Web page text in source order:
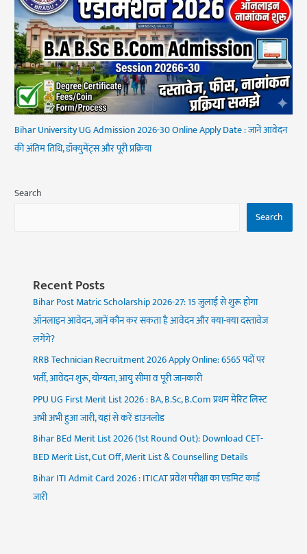
Bihar University UG Admission 2026-30 Online Apply Date : जानें आवेदन
की अंतिम तिथि, डॉक्युमेंट्स और पूरी प्रक्रिया
Search
Search
Recent Posts
Bihar Post Matric Scholarship 2026-27: 15 जुलाई से शुरू होगा
ऑनलाइन आवेदन, जानें कौन कर सकता है आवेदन और क्या-क्या दस्तावेज
लगेंगे?
RRB Technician Recruitment 2026 Apply Online: 6565 पदों पर
भर्ती, आवेदन शुरू, योग्यता, आयु सीमा व पूरी जानकारी
PPU UG First Merit List 2026 : BA, B.Sc, B.Com प्रथम मेरिट लिस्ट
अभी अभी हुआ जारी, यहां से करें डाउनलोड
Bihar BEd Merit List 2026 (1st Round Out): Download CET-
BED Merit List, Cut Off, Merit List & Counselling Details
Bihar ITI Admit Card 2026 : ITICAT प्रवेश परीक्षा का एडमिट कार्ड
जारी